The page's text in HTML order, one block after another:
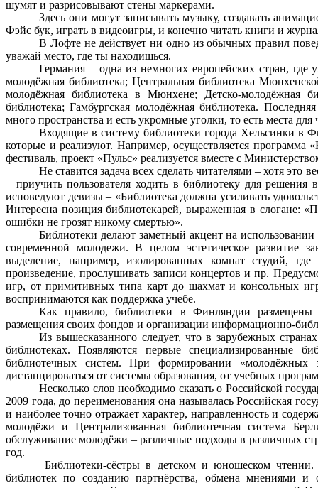
шумят и разрисовывают стены маркерами.
Здесь они могут записывать музыку, создавать
Фэйс бук, играть в видеоигры, и конечно читать книги и
В Лофте не действует ни одно из обычных правил
уважай место, где ты находишься.
Германия – одна из немногих европейских стран, где
молодёжная библиотека; Центральная библиотека
молодёжная библиотека в Мюнхене; Детско-молодёжная
библиотека; Гамбургская молодёжная библиотека.
много пространства и есть укромные уголки, то есть места
Входящие в систему библиотеки города Хельсинки в
которые и реализуют. Например, осуществляется
фестиваль, проект «Пульс» реализуется вместе с
Не ставится задача всех сделать читателями – хотя
– приучить пользователя ходить в библиотеку для
исповедуют девизы – «Библиотека должна усиливать
Интересна позиция библиотекарей, выраженная в
ошибки не грозят никому смертью».
Библиотеки делают заметный акцент на
современной молодежи. В целом эстетическое развитие
выделение, например, изолированных комнат студий,
произведение, прослушивать записи концертов и пр.
игр, от примитивных типа карт до шахмат и консольных
воспринимаются как поддержка учебе.
Как правило, библиотеки в Финляндии размещены
размещения своих фондов и организации информационно-
Из вышесказанного следует, что в зарубежных
библиотеках. Появляются первые специализированные
библиотечных систем. При формировании «молодёжных
дистанцироваться от системы образования, от учебных
Несколько слов необходимо сказать о Российской
2009 года, до переименования она называлась Российская
и наиболее точно отражает характер, направленность и
молодёжи и Централизованная библиотечная система
обслуживание молодёжи – различные подходы в различных
год.
Библиотеки-сёстры в детском и юношеском
библиотек по созданию партнёрства, обмена мнениями